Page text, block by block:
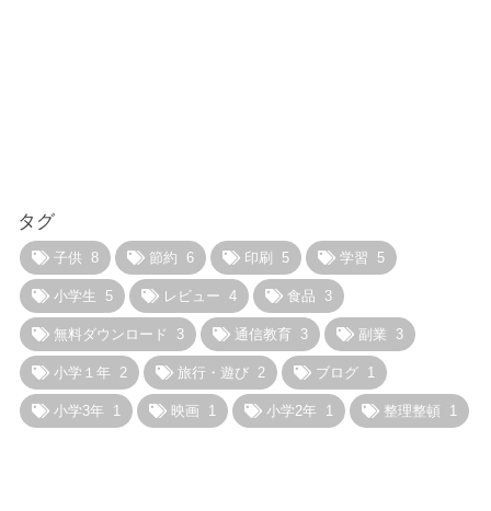
タグ
子供 8 節約 6 印刷 5 学習 5
小学生 5 レビュー 4 食品 3
無料ダウンロード 3 通信教育 3 副業 3
小学１年 2 旅行・遊び 2 ブログ 1
小学3年 1 映画 1 小学2年 1 整理整頓 1